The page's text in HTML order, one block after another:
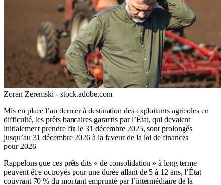
Zoran Zeremski - stock.adobe.com
Mis en place l’an dernier à destination des exploitants agricoles en
difficulté, les prêts bancaires garantis par l’État, qui devaient
initialement prendre fin le 31 décembre 2025, sont prolongés
jusqu’au 31 décembre 2026 à la faveur de la loi de finances
pour 2026.
Rappelons que ces prêts dits « de consolidation » à long terme
peuvent être octroyés pour une durée allant de 5 à 12 ans, l’État
couvrant 70 % du montant emprunté par l’intermédiaire de la